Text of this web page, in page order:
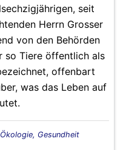
seit
Herrn Grosser
von den Behörden
so Tiere öffentlich als
offenbart
was das Leben auf
Ökologie, Gesundheit